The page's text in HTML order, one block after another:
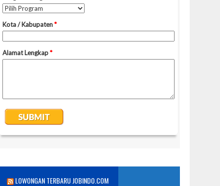
LOWONGAN TERBARU JOBINDO.COM